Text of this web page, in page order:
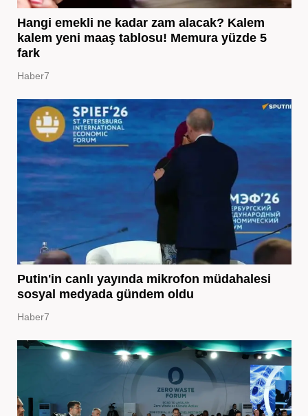
Hangi emekli ne kadar zam alacak? Kalem
kalem yeni maaş tablosu! Memura yüzde 5
fark
Haber7
Putin'in canlı yayında mikrofon müdahalesi
sosyal medyada gündem oldu
Haber7